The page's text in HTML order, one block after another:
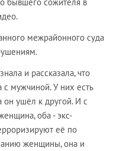
межрайонного суда
и рассказала, что
с мужчиной. У них есть
он ушёл к другой. И с
оба - экс-
её по
женщины, она и